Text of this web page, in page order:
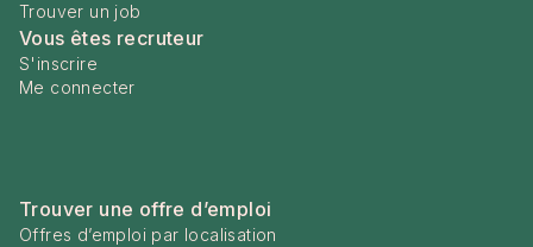
Trouver un job
Vous êtes recruteur
S'inscrire
Me connecter
Trouver une offre d’emploi
Offres d’emploi par localisation